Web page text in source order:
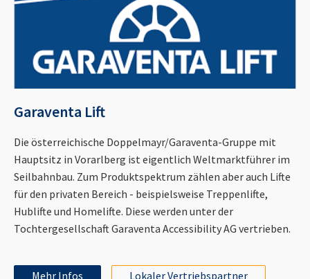
Garaventa Lift
Die österreichische Doppelmayr/Garaventa-Gruppe mit
Hauptsitz in Vorarlberg ist eigentlich Weltmarktführer im
Seilbahnbau. Zum Produktspektrum zählen aber auch Lifte
für den privaten Bereich - beispielsweise Treppenlifte,
Hublifte und Homelifte. Diese werden unter der
Tochtergesellschaft Garaventa Accessibility AG vertrieben.
Mehr Infos Lokaler Vertriebspartner